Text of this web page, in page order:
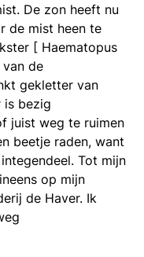
De zon heeft nu
de mist heen te
[ Haematopus
de
gekletter van
is bezig
juist weg te ruimen
beetje raden, want
Tot mijn
op mijn
de Haver. Ik